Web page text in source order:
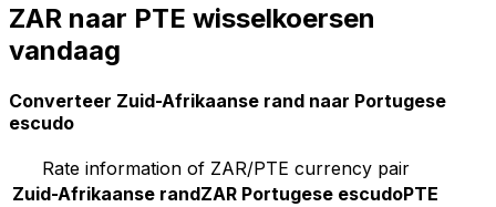
ZAR naar PTE wisselkoersen
vandaag
Converteer Zuid-Afrikaanse rand naar Portugese
escudo
Rate information of ZAR/PTE currency pair
Zuid-Afrikaanse randZAR Portugese escudoPTE